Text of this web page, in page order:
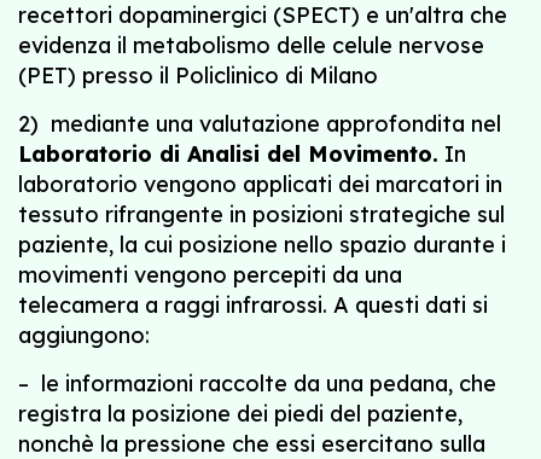
recettori dopaminergici (SPECT) e un'altra che
evidenza il metabolismo delle celule nervose
(PET) presso il Policlinico di Milano
2) mediante una valutazione approfondita nel
Laboratorio di Analisi del Movimento. In
laboratorio vengono applicati dei marcatori in
tessuto rifrangente in posizioni strategiche sul
paziente, la cui posizione nello spazio durante i
movimenti vengono percepiti da una
telecamera a raggi infrarossi. A questi dati si
aggiungono:
– le informazioni raccolte da una pedana, che
registra la posizione dei piedi del paziente,
nonchè la pressione che essi esercitano sulla